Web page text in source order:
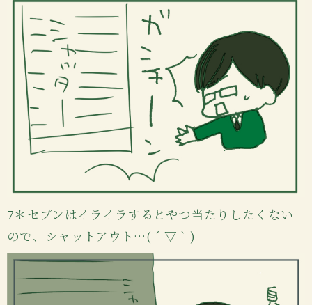
7＊セブンはイライラするとやつ当たりしたくない
ので、シャットアウト…( ´ ▽ ` )